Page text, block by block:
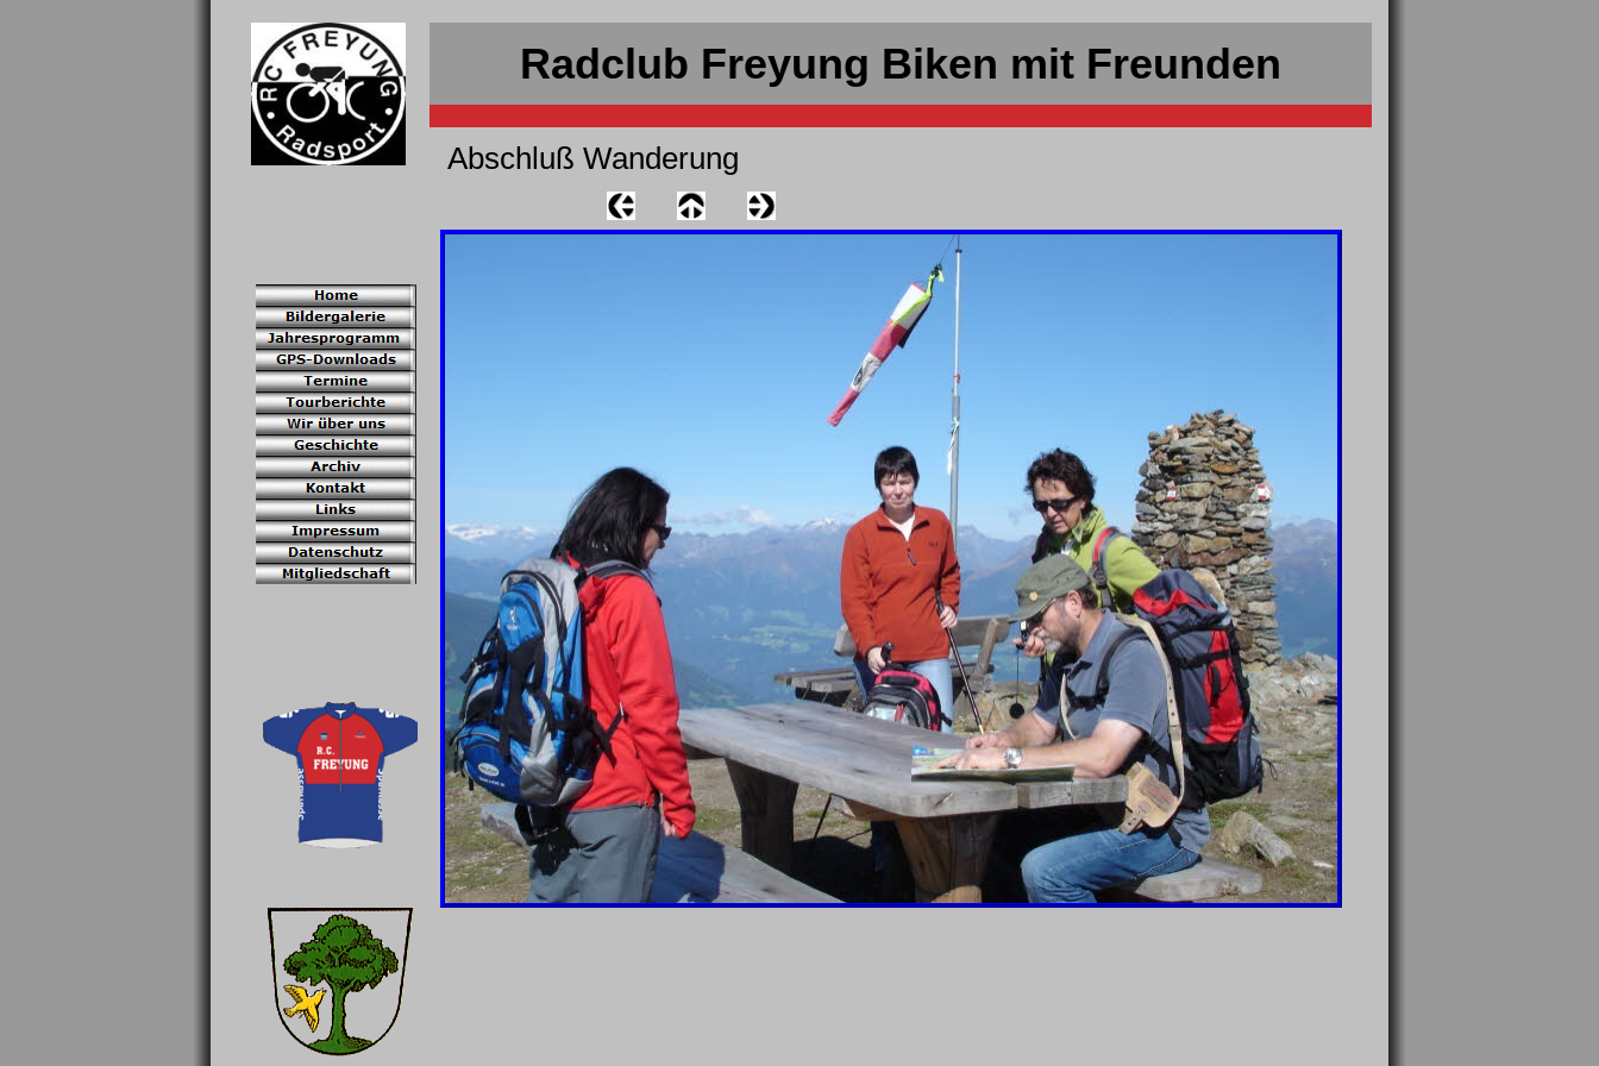
Radclub Freyung Biken mit Freunden
Abschluß Wanderung